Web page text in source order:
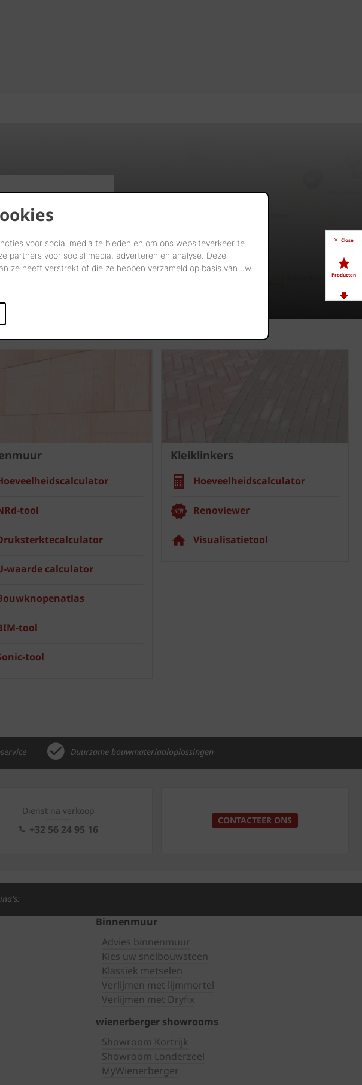
voor social media te bieden en om ons websiteverkeer te
partners voor social media, adverteren en analyse. Deze
ze heeft verstrekt of die ze hebben verzameld op basis van uw
buurt
tool
waarde calculator
tool
tool
Kleiklinkers
Hoeveelheidscalculator
Renoviewer
Visualisatietool
Close
Producten
Duurzame bouwmateriaaloplossingen
Dienst na verkoop
+32 56 24 95 16
CONTACTEER ONS
Binnenmuur
Advies binnenmuur
Kies uw snelbouwsteen
Klassiek metselen
Verlijmen met lijmmortel
Verlijmen met Dryfix
wienerberger showrooms
Showroom Kortrijk
Showroom Londerzeel
MyWienerberger